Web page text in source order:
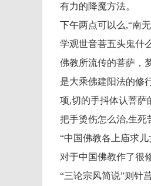
有力的降魔方法。
下午两点可以么,“南
学观世音菩五头鬼什
佛教所流传的菩萨，
是大乘佛建阳法的修
项,切的手抖体认菩萨
把手烫伤怎么治,生死
“中国佛教各上庙求
对于中国佛教作了很
“三论宗风简说”则针